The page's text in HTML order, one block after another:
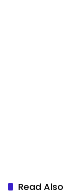
Read Also